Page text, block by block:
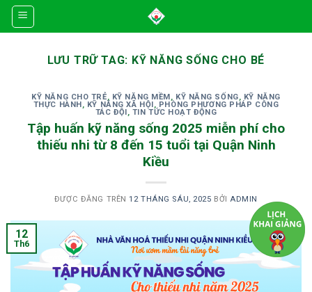
Skip
LƯU TRỮ TAG: KỸ NĂNG SỐNG CHO BÉ
KỸ NĂNG CHO TRẺ, KỸ NĂNG MỀM, KỸ NĂNG SỐNG, KỸ NĂNG
THỰC HÀNH, KỸ NĂNG XÃ HỘI, PHÒNG PHƯƠNG PHÁP CÔNG
TÁC ĐỘI, TIN TỨC HOẠT ĐỘNG
Tập huấn kỹ năng sống 2025 miễn phí cho
thiếu nhi từ 8 đến 15 tuổi tại Quận Ninh
Kiều
ĐƯỢC ĐĂNG TRÊN12 THÁNG SÁU, 2025 BỞI ADMIN
12
Th6